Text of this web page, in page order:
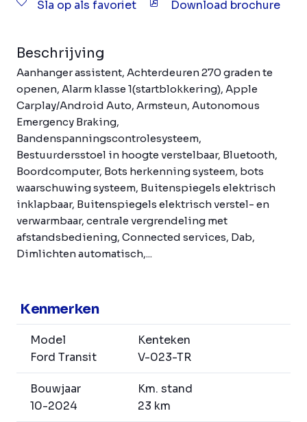
Sla op als favoriet Download brochure
Beschrijving
Aanhanger assistent, Achterdeuren 270 graden te
openen, Alarm klasse 1(startblokkering), Apple
Carplay/Android Auto, Armsteun, Autonomous
Emergency Braking,
Bandenspanningscontrolesysteem,
Bestuurdersstoel in hoogte verstelbaar, Bluetooth,
Boordcomputer, Bots herkenning systeem, bots
waarschuwing systeem, Buitenspiegels elektrisch
inklapbaar, Buitenspiegels elektrisch verstel- en
verwarmbaar, centrale vergrendeling met
afstandsbediening, Connected services, Dab,
Dimlichten automatisch,...
Kenmerken
Model
Ford Transit
Kenteken
V-023-TR
Bouwjaar
10-2024
Km. stand
23 km